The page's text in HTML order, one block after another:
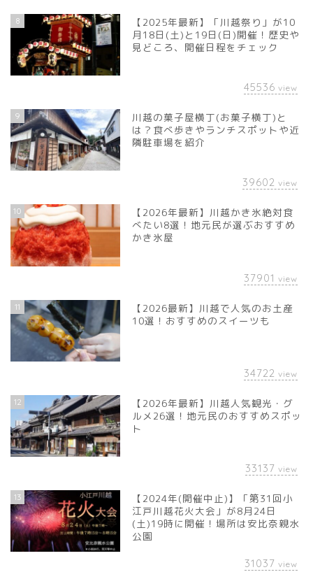
8
【2025年最新】「川越祭り」が10
月18日(土)と19日(日)開催！歴史や
見どころ、開催日程をチェック
45536 view
9
川越の菓子屋横丁(お菓子横丁)と
は？食べ歩きやランチスポットや近
隣駐車場を紹介
39602 view
10
【2026年最新】川越かき氷絶対食
べたい8選！地元民が選ぶおすすめ
かき氷屋
37901 view
11
【2026最新】川越で人気のお土産
10選！おすすめのスイーツも
34722 view
12
【2026年最新】川越人気観光・グ
ルメ26選！地元民のおすすめスポッ
ト
33137 view
13
【2024年(開催中止)】「第31回小
江戸川越花火大会」が8月24日
(土)19時に開催！場所は安比奈親水
公園
31037 view